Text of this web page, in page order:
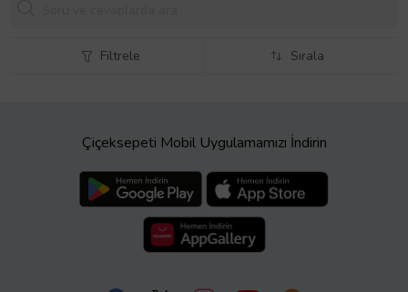
Filtrele Sırala
Çiçeksepeti Mobil Uygulamamızı İndirin